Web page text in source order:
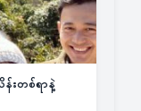
းတစ်ရာနဲ့